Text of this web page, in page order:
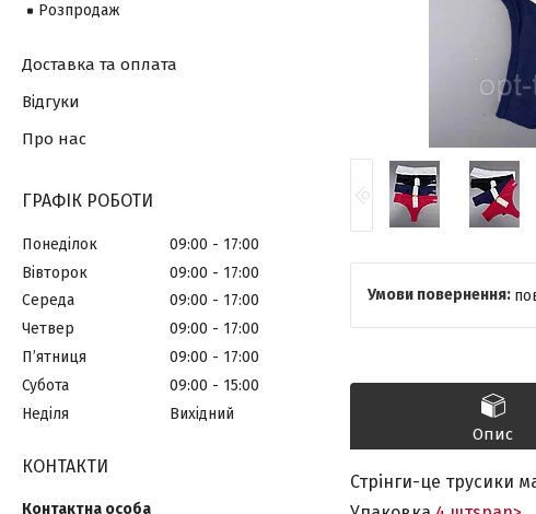
Опис
Стрінги-це трусики
Розпродаж
Доставка та оплата
Відгуки
Про нас
ГРАФІК РОБОТИ
Понеділок 09:00
17:00
Вівторок
09:00
17:00
Середа
09:00
17:00
Четвер
09:00
17:00
Пʼятниця
09:00
17:00
Субота
09:00
15:00
Неділя
Вихідний
КОНТАКТИ